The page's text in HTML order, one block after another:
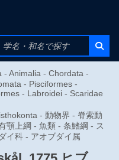
- Animalia - Chordata -
- Pisciformes -
- Labroidei - Scaridae
- 動物界 - 脊索動
顎上綱 - 魚類 - 条鰭綱 - ス
イ科 - アオブダイ属